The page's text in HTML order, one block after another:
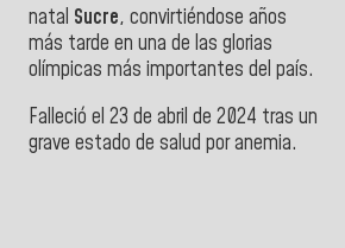
natal Sucre, convirtiéndose años
más tarde en una de las glorias
olímpicas más importantes del país.
Falleció el 23 de abril de 2024 tras un
grave estado de salud por anemia.